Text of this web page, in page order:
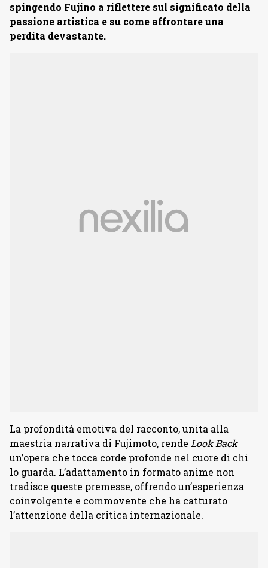
spingendo Fujino a riflettere sul significato della
passione artistica e su come affrontare una
perdita devastante.
La profondità emotiva del racconto, unita alla
maestria narrativa di Fujimoto, rende Look Back
un’opera che tocca corde profonde nel cuore di chi
lo guarda. L’adattamento in formato anime non
tradisce queste premesse, offrendo un’esperienza
coinvolgente e commovente che ha catturato
l’attenzione della critica internazionale.